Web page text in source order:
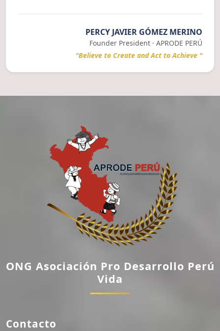
PERCY JAVIER GÓMEZ MERINO
Founder President · APRODE PERÚ
"Believe to Create and Act to Achieve "
ONG Asociación Pro Desarrollo Perú
Vida
Contacto